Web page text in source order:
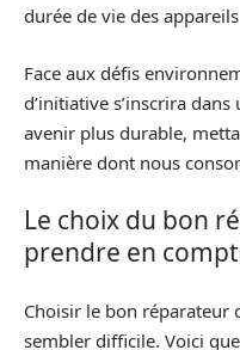
durée de vie des appareils
Face aux défis
d’initiative s’inscrira
avenir plus durable,
manière dont nous
Le choix du bon
prendre en
Choisir le bon réparateur
sembler difficile. Voici